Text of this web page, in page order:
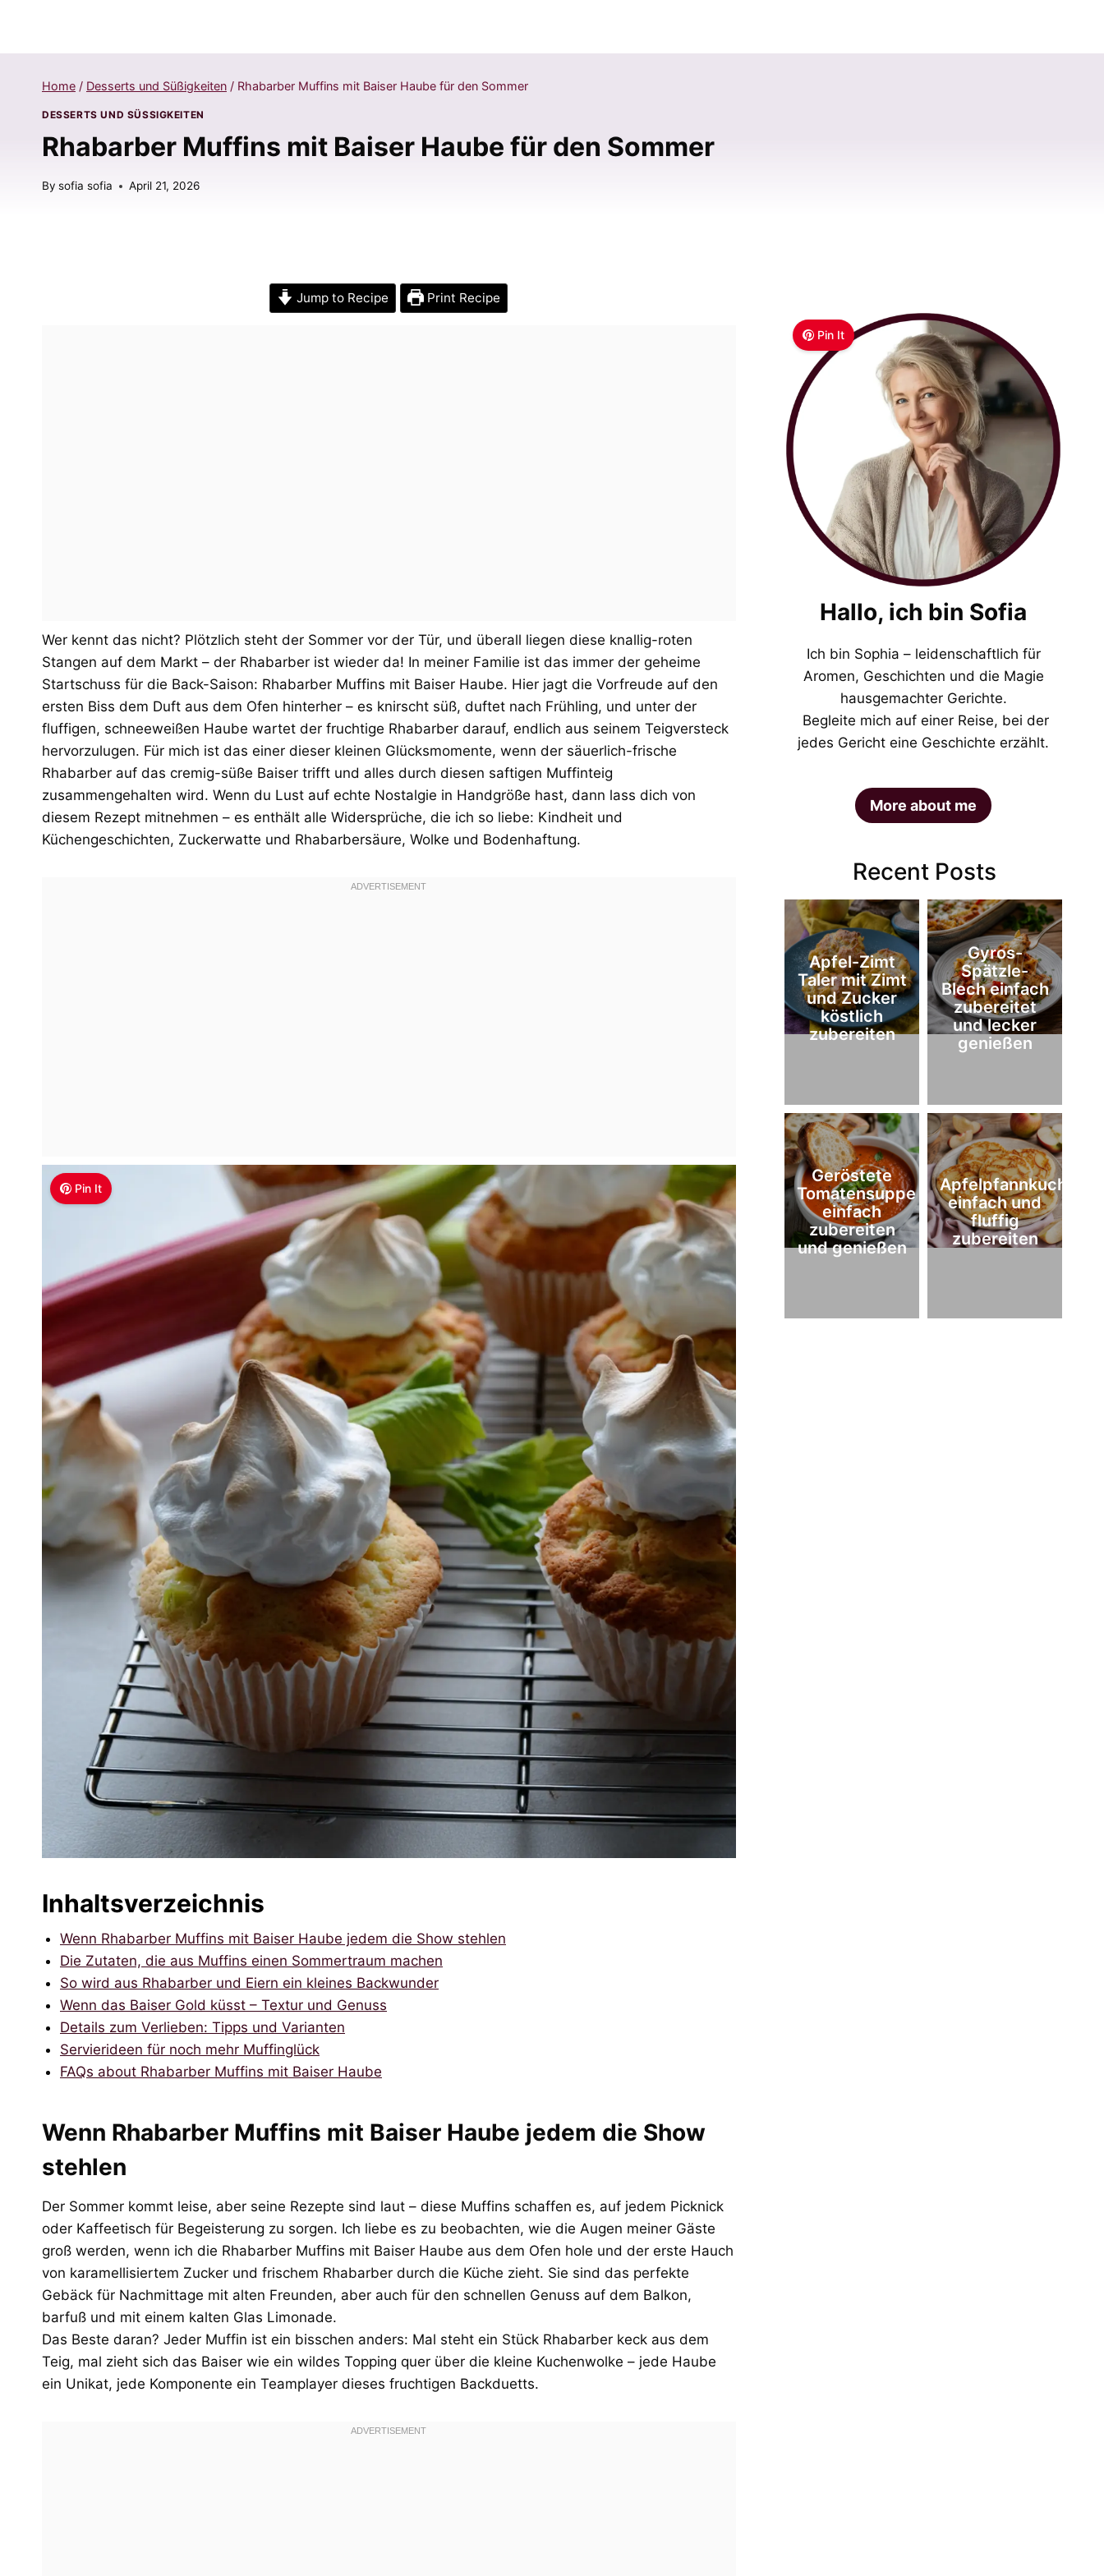
Home / Desserts und Süßigkeiten / Rhabarber Muffins mit Baiser Haube für den Sommer
DESSERTS UND SÜSSIGKEITEN
Rhabarber Muffins mit Baiser Haube für den Sommer
By sofia sofia April 21, 2026
Jump to Recipe Print Recipe
Wer kennt das nicht? Plötzlich steht der Sommer vor der Tür, und überall liegen diese knallig-roten
Stangen auf dem Markt – der Rhabarber ist wieder da! In meiner Familie ist das immer der geheime
Startschuss für die Back-Saison: Rhabarber Muffins mit Baiser Haube. Hier jagt die Vorfreude auf den
ersten Biss dem Duft aus dem Ofen hinterher – es knirscht süß, duftet nach Frühling, und unter der
fluffigen, schneeweißen Haube wartet der fruchtige Rhabarber darauf, endlich aus seinem Teigversteck
hervorzulugen. Für mich ist das einer dieser kleinen Glücksmomente, wenn der säuerlich-frische
Rhabarber auf das cremig-süße Baiser trifft und alles durch diesen saftigen Muffinteig
zusammengehalten wird. Wenn du Lust auf echte Nostalgie in Handgröße hast, dann lass dich von
diesem Rezept mitnehmen – es enthält alle Widersprüche, die ich so liebe: Kindheit und
Küchengeschichten, Zuckerwatte und Rhabarbersäure, Wolke und Bodenhaftung.
Pin It
Inhaltsverzeichnis
Wenn Rhabarber Muffins mit Baiser Haube jedem die Show stehlen
Die Zutaten, die aus Muffins einen Sommertraum machen
So wird aus Rhabarber und Eiern ein kleines Backwunder
Wenn das Baiser Gold küsst – Textur und Genuss
Details zum Verlieben: Tipps und Varianten
Servierideen für noch mehr Muffinglück
FAQs about Rhabarber Muffins mit Baiser Haube
Wenn Rhabarber Muffins mit Baiser Haube jedem die Show
stehlen
Der Sommer kommt leise, aber seine Rezepte sind laut – diese Muffins schaffen es, auf jedem Picknick
oder Kaffeetisch für Begeisterung zu sorgen. Ich liebe es zu beobachten, wie die Augen meiner Gäste
groß werden, wenn ich die Rhabarber Muffins mit Baiser Haube aus dem Ofen hole und der erste Hauch
von karamellisiertem Zucker und frischem Rhabarber durch die Küche zieht. Sie sind das perfekte
Gebäck für Nachmittage mit alten Freunden, aber auch für den schnellen Genuss auf dem Balkon,
barfuß und mit einem kalten Glas Limonade.
Das Beste daran? Jeder Muffin ist ein bisschen anders: Mal steht ein Stück Rhabarber keck aus dem
Teig, mal zieht sich das Baiser wie ein wildes Topping quer über die kleine Kuchenwolke – jede Haube
ein Unikat, jede Komponente ein Teamplayer dieses fruchtigen Backduetts.
Pin It
Hallo, ich bin Sofia
Ich bin Sophia – leidenschaftlich für
Aromen, Geschichten und die Magie
hausgemachter Gerichte.
Begleite mich auf einer Reise, bei der
jedes Gericht eine Geschichte erzählt.
More about me
Recent Posts
Apfel-Zimt
Taler mit Zimt
und Zucker
köstlich
zubereiten
Gyros-
Spätzle-
Blech einfach
zubereitet
und lecker
genießen
Geröstete
Tomatensuppe
einfach
zubereiten
und genießen
Apfelpfannkuchen
einfach und
fluffig
zubereiten